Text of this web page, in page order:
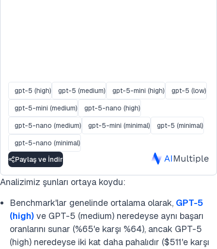
gpt-5 (high) gpt-5 (medium) gpt-5-mini (high)
gpt-5 (low)
gpt-5-mini (medium)
gpt-5-nano (high)
gpt-5-nano (medium)
gpt-5-mini (minimal)
gpt-5 (minimal)
gpt-5-nano (minimal)
Paylaş ve İndir
Analizimiz şunları ortaya koydu:
Benchmark'lar genelinde ortalama olarak, GPT-5
(high) ve GPT-5 (medium) neredeyse aynı başarı
oranlarını sunar (%65'e karşı %64), ancak GPT-5
(high) neredeyse iki kat daha pahalıdır ($511'e karşı